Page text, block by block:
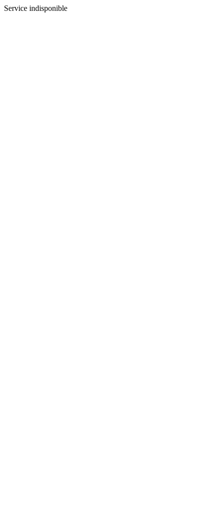
Service indisponible